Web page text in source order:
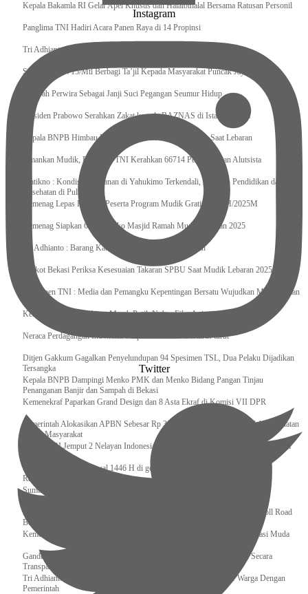
Kepala Bakamla RI Gelar Apel Khusus dan Halalbihalal Bersama Ratusan Personil
Panglima TNI Hadiri Acara Panen Raya di 14 Propinsi
Tri Adhianto : Kota Bekasi Bisa Mempertahankan Keharmonisasian
Satgas Yonif 715/Mtl Berbagi Ta’jil Kepada Masyarakat Puncak Jaya
Sumpah Perwira Sebagai Janji Suci Pegangan Seumur Hidup
Presiden Prabowo Serahkan Zakat kepada BAZNAS di Istana Negara
Kepala BNPB Himbau Pemda Waspada Potensi Bencana Saat Lebaran
Amankan Mudik, Panglima TNI Kerahkan 66714 Personel Dan Alutsista
Pratikno : Kondisi Keamanan di Yahukimo Terkendali, Layanan Pendidikan dan
Kesehatan di Pulihkan
Kemenag Lepas Ratusan Peserta Program Mudik Gratis 1446 H/2025M
Kemenag Siapkan 6.180 Posko Masjid Ramah Mudik Lebaran 2025
Tri Adhianto : Barang Kadaluarsa Segera di Kembalikan
Walkot Bekasi Periksa Kesesuaian Takaran SPBU Saat Mudik Lebaran 2025
Kapuspen TNI : Media dan Pemangku Kepentingan Bersatu Wujudkan Mudik Aman
Kemenekraf Ajak Kabinet Merah Putih Nobar Film Animasi Jumbo
Neraca Perdagangan Indonesia Surplus 58 Bulan Berturut-turut
Ditjen Gakkum Gagalkan Penyelundupan 94 Spesimen TSL, Dua Pelaku Dijadikan
Tersangka
Kepala BNPB Dampingi Menko PMK dan Menko Bidang Pangan Tinjau
Penanganan Banjir dan Sampah di Bekasi
Kemenekraf Paparkan Grand Design dan 8 Asta Ekraf di Komisi VII DPR
Pemerintah Alokasikan APBN Sebesar Rp 3,4 Triliun untuk Program Cek Kesehatan
Gratis Masyarakat
Bakamla RI Jemput 2 Nelayan Indonesia di Perbatasan Terluar Indonesia Malaysia
Sidang Isbat Awal Syawal 1446 H di gelar oleh Kementerian Agama pada 29
Ramadan
Sumber Daya Adalah Tantangan Penanganan Darurat Bencana di Daerah
Dukung Kelancaran Lalu Lintas Libur Idul Fitri 1446h / 2025m, Waskita Toll Road
Berlakukan Diskon Tarif Sebesar 20%
Kemenekraf – Kemeninves Perkuat Sinergi Demi Lapangan Kerja Generasi Muda
Gandeng KPK , Gus Ipul Memastikan Penyaluran Bansos Dilakukan Secara
Transparan dan Tepat Sasaran
Tri Adhianto Katakan : Tarling Sebagai Sarana Komunikasi Antar Warga Dengan
Pemerintah
Instagram
Twitter